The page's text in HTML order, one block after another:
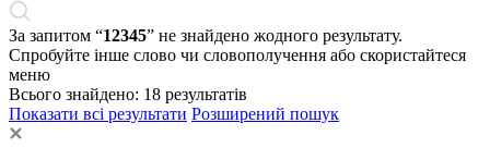
За запитом “12345” не знайдено жодного результату.
Спробуйте інше слово чи словополучення або скористайтеся
меню
Всього знайдено: 18 результатів
Показати всі результати Розширений пошук